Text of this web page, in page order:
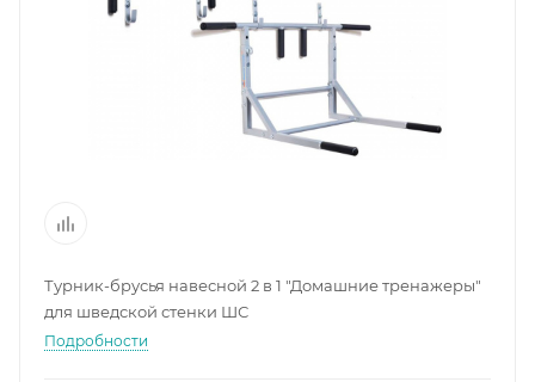
Турник-брусья навесной 2 в 1 "Домашние тренажеры"
для шведской стенки ШС
Подробности